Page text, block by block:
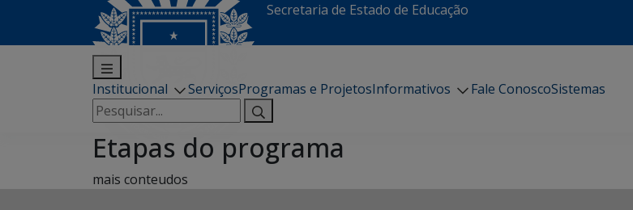
Secretaria de Estado de Educação
Institucional ServiçosProgramas e ProjetosInformativos Fale ConoscoSistemas
Pesquisar
por:
Etapas do programa
mais conteudos